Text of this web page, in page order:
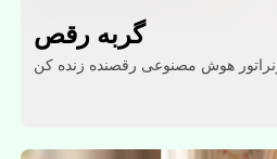
گربه رقص
هوش مصنوعی رقصنده زنده کن